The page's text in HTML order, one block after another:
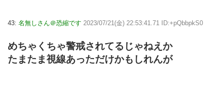
43: 名無しさん＠恐縮です 2023/07/21(金) 22:53:41.71 ID:+pQbbpkS0
めちゃくちゃ警戒されてるじゃねえか
たまたま視線あっただけかもしれんが